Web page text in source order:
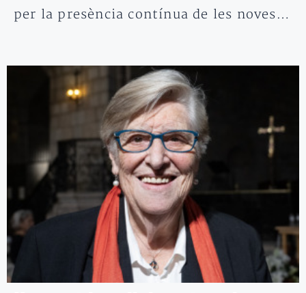
per la presència contínua de les noves…